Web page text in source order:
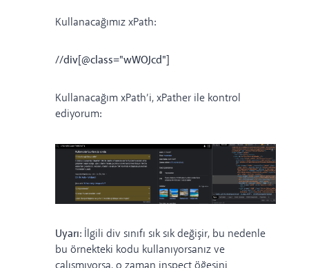
Kullanacağımız xPath:
//div[@class="wWOJcd"]
KullanacağımxPath’i,xPather ile kontrol
ediyorum:
Uyarı: İlgili div sınıfı sık sık değişir, bu nedenle
bu örnekteki kodu kullanıyorsanız ve